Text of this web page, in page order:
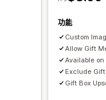
功能
Custom
Allow Gift
Available
Exclude
Gift Box